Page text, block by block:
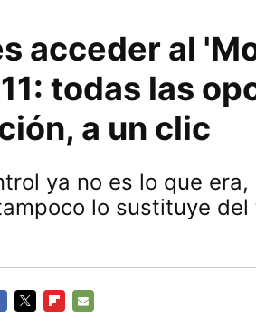
acceder al
todas las
a un clic
ya no es lo que
lo sustituye del